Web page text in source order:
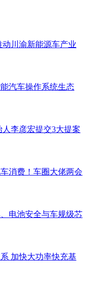
川渝新能源车产业
汽车操作系统生态
李彦宏提交3大提案
消费！车圈大佬两会
电池安全与车规级芯
加快大功率快充基